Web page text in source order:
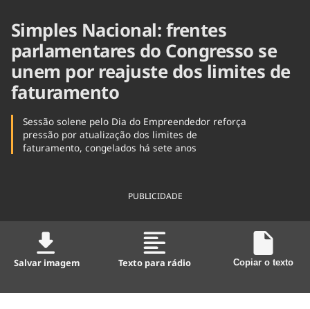
Simples Nacional: frentes
parlamentares do Congresso se
unem por reajuste dos limites de
faturamento
Sessão solene pelo Dia do Empreendedor reforça
pressão por atualização dos limites de
faturamento, congelados há sete anos
PUBLICIDADE
Salvar imagem Texto para rádio Copiar o texto